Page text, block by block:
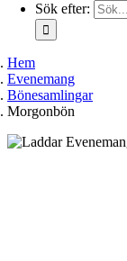
Sök efter:
Hem
Evenemang
Bönesamlingar
Morgonbön